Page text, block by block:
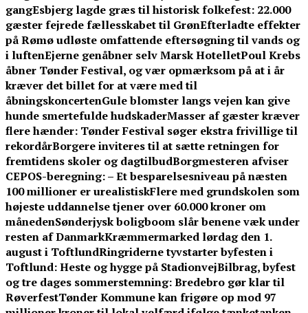
gangEsbjerg lagde græs til historisk folkefest: 22.000
gæster fejrede fællesskabet til GrønEfterladte effekter
på Rømø udløste omfattende eftersøgning til vands og
i luftenEjerne genåbner selv Marsk HotelletPoul Krebs
åbner Tønder Festival, og vær opmærksom på at i år
kræver det billet for at være med til
åbningskoncertenGule blomster langs vejen kan give
hunde smertefulde hudskaderMasser af gæster kræver
flere hænder: Tønder Festival søger ekstra frivillige til
rekordårBorgere inviteres til at sætte retningen for
fremtidens skoler og dagtilbudBorgmesteren afviser
CEPOS-beregning: – Et besparelsesniveau på næsten
100 millioner er urealistiskFlere med grundskolen som
højeste uddannelse tjener over 60.000 kroner om
månedenSønderjysk boligboom slår benene væk under
resten af DanmarkKræmmermarked lørdag den 1.
august i ToftlundRingriderne tyvstarter byfesten i
Toftlund: Heste og hygge på StadionvejBilbrag, byfest
og tre dages sommerstemning: Bredebro gør klar til
RøverfestTønder Kommune kan frigøre op mod 97